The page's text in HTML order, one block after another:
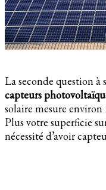
La seconde question à
capteurs
solaire mesure environ
Plus votre superficie
nécessité d’avoir